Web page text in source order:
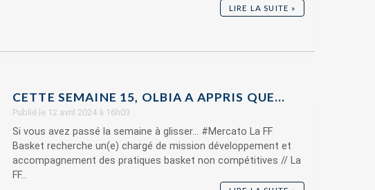
LIRE LA SUITE »
CETTE SEMAINE 15, OLBIA A APPRIS QUE…
Publié le 12 avril 2024 à 16h03
Si vous avez passé la semaine à glisser... #Mercato La FF
Basket recherche un(e) chargé de mission développement et
accompagnement des pratiques basket non compétitives // La
FF...